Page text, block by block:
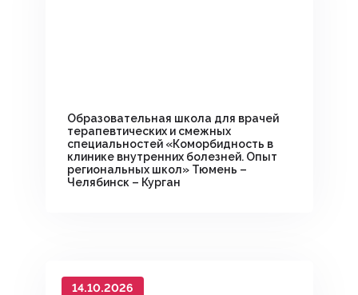
Образовательная школа для врачей
терапевтических и смежных
специальностей «Коморбидность в
клинике внутренних болезней. Опыт
региональных школ» Тюмень –
Челябинск – Курган
14.10.2026